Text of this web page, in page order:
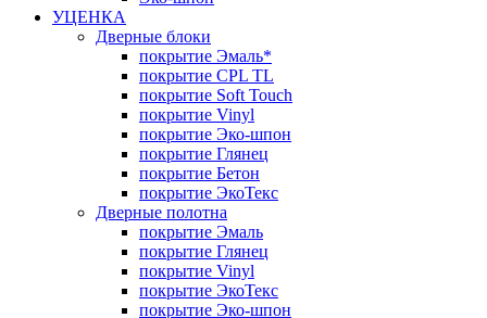
УЦЕНКА
Дверные блоки
покрытие Эмаль*
покрытие CPL TL
покрытие Soft Touch
покрытие Vinyl
покрытие Эко-шпон
покрытие Глянец
покрытие Бетон
покрытие ЭкоТекс
Дверные полотна
покрытие Эмаль
покрытие Глянец
покрытие Vinyl
покрытие ЭкоТекс
покрытие Эко-шпон